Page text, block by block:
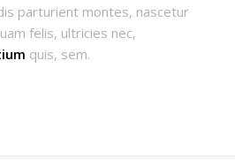
parturient montes, nascetur
felis, ultricies nec,
quis, sem.